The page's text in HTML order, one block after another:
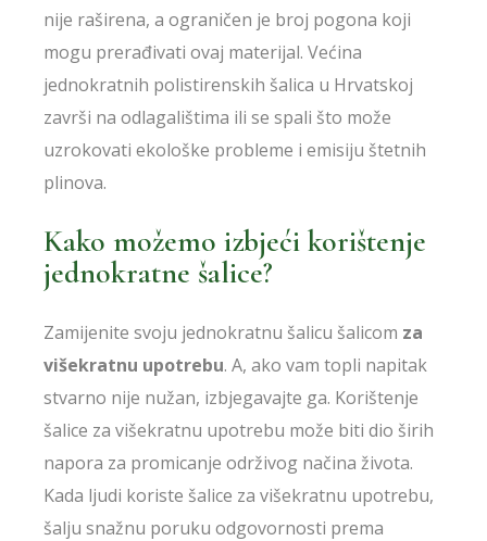
nije raširena, a ograničen je broj pogona koji
mogu prerađivati ovaj materijal. Većina
jednokratnih polistirenskih šalica u Hrvatskoj
završi na odlagalištima ili se spali što može
uzrokovati ekološke probleme i emisiju štetnih
plinova.
Kako možemo izbjeći korištenje
jednokratne šalice?
Zamijenite svoju jednokratnu šalicu šalicom za
višekratnu upotrebu. A, ako vam topli napitak
stvarno nije nužan, izbjegavajte ga. Korištenje
šalice za višekratnu upotrebu može biti dio širih
napora za promicanje održivog načina života.
Kada ljudi koriste šalice za višekratnu upotrebu,
šalju snažnu poruku odgovornosti prema